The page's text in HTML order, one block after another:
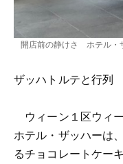
開店前の静けさ ホテル・
ザッハトルテと行列
ウィーン１区ウィ
ホテル・ザッハーは
るチョコレートケー